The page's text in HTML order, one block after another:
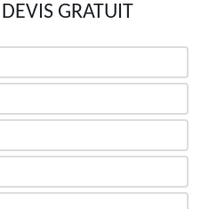
GRATUIT